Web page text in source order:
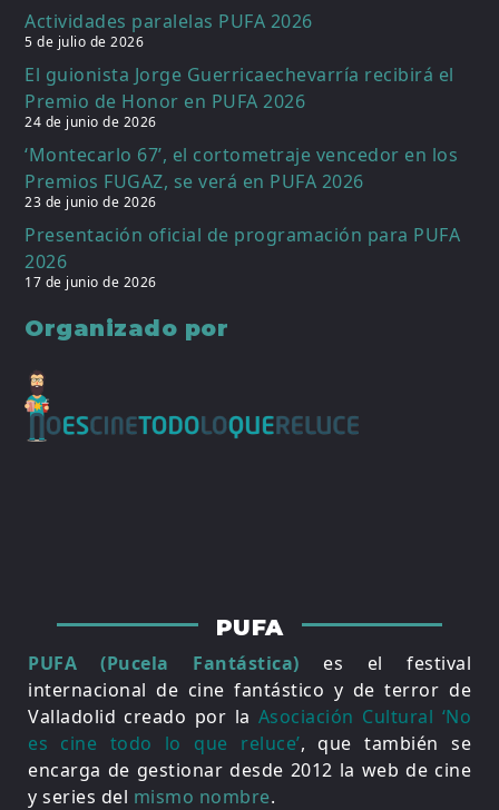
Actividades paralelas PUFA 2026
5 de julio de 2026
El guionista Jorge Guerricaechevarría recibirá el
Premio de Honor en PUFA 2026
24 de junio de 2026
‘Montecarlo 67’, el cortometraje vencedor en los
Premios FUGAZ, se verá en PUFA 2026
23 de junio de 2026
Presentación oficial de programación para PUFA
2026
17 de junio de 2026
Organizado por
PUFA
PUFA (Pucela Fantástica) es el festival
internacional de cine fantástico y de terror de
Valladolid creado por la Asociación Cultural ‘No
es cine todo lo que reluce’, que también se
encarga de gestionar desde 2012 la web de cine
y series del mismo nombre.